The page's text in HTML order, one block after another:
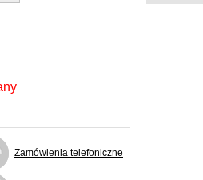
Zamówienia telefoniczne